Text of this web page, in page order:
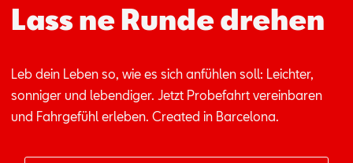
Lass ne Runde drehen
Leb dein Le­ben so, wie es sich an­füh­len soll: Leich­ter,
son­ni­ger und le­ben­di­ger. Jetzt Pro­be­fahrt ver­ein­ba­ren
und Fahr­ge­fühl er­le­ben. Crea­ted in Bar­ce­lo­na.